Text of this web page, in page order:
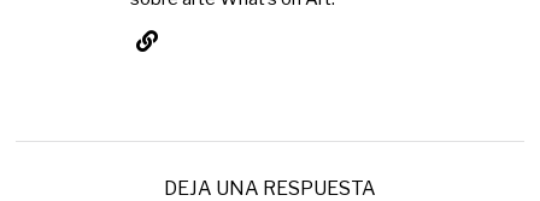
DEJA UNA RESPUESTA